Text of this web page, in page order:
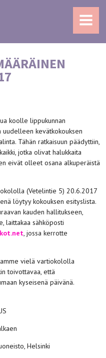
MENU
koolle lippukunnan
uudelleen kevätkokouksen
Tähän ratkaisuun päädyttiin,
jotka olivat halukkaita
eivät olleet osana alkuperäistä
(Vetelintie 5) 20.6.2017
löytyy kokouksen esityslista.
kauden hallitukseen,
laittakaa sähköposti
, jossa kerrotte
vielä vartiokololla
toivottavaa, että
kyseisenä päivänä.
Helsinki